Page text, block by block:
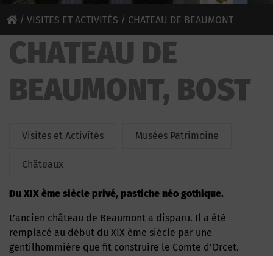
/ VISITES ET ACTIVITÉS / CHATEAU DE BEAUMONT
CHATEAU DE
BEAUMONT, BOST
Visites et Activités Musées Patrimoine
Châteaux
du XIX ème siècle privé, pastiche néo gothique.
L’ancien château de Beaumont a disparu. Il a été
remplacé au début du XIX ème siécle par une
gentilhommière que fit construire le Comte d’Orcet.